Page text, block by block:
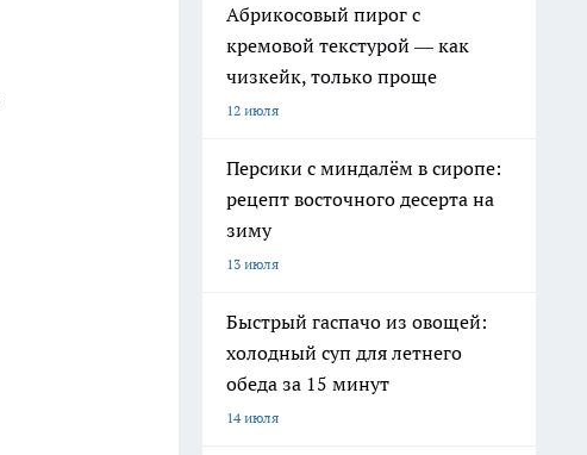
Абрикосовый пирог с
кремовой текстурой — как
чизкейк, только проще
12 июля
Персики с миндалём в сиропе:
рецепт восточного десерта на
зиму
13 июля
Быстрый гаспачо из овощей:
холодный суп для летнего
обеда за 15 минут
14 июля